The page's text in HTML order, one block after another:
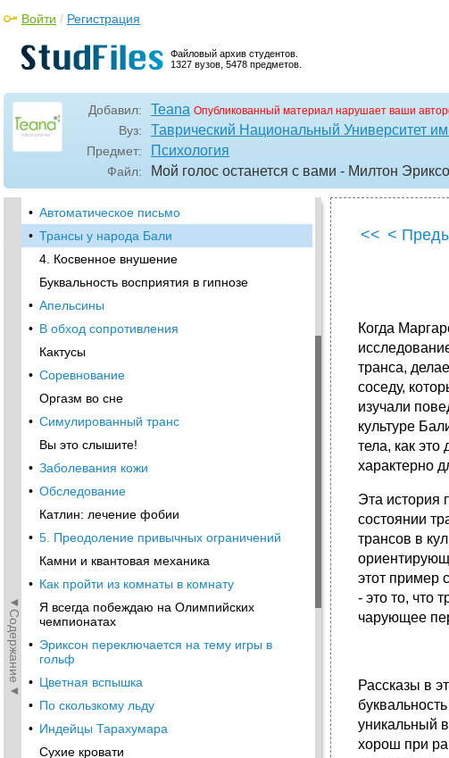
Файловый архив студентов.
1327 вузов, 5478 предметов.
Войти / Регистрация
Добавил: Teana Опубликованный материал нарушает ваши
Вуз: Таврический Национальный Университет
Предмет: Психология
Файл: Мой голос останется с вами - Милтон
◄Содержание◄
Легкий снег
Он будет говорить
•
Как почесать свинью
• Семь "звездочек"
• Любопытная
Профессор Родригес
Хью Дан, Льюи Дам и Лун Дан
Прогулка вдоль по улице
• Автоматическое письмо
• Трансы у народа Бали
4. Косвенное внушение
Буквальность восприятия в гипнозе
• Апельсины
• В обход сопротивления
Кактусы
• Соревнование
Оргазм во сне
• Симулированный транс
Вы это слышите!
• Заболевания кожи
• Обследование
Катлин: лечение фобии
• 5. Преодоление привычных ограничений
Камни и квантовая механика
• Как пройти из комнаты в комнату
Я всегда побеждаю на Олимпийских
чемпионатах
• Эриксон переключается на тему игры в
гольф
• Цветная вспышка
• По скользкому льду
• Индейцы Тарахумара
Сухие кровати
<< <
Когда
транса,
соседу,
изучали
культуре
тела, как
характерно
Эта история
состоянии
трансов в
этот пример
- это то, что
чарующее
Рассказы в
уникальный
хорош при